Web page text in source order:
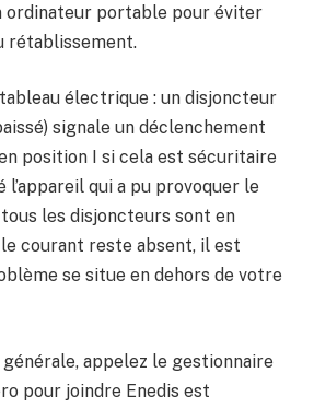
ordinateur portable pour éviter
rétablissement.
électrique : un disjoncteur
signale un déclenchement
position I si cela est sécuritaire
qui a pu provoquer le
les disjoncteurs sont en
courant reste absent, il est
se situe en dehors de votre
appelez le gestionnaire
pour joindre Enedis est